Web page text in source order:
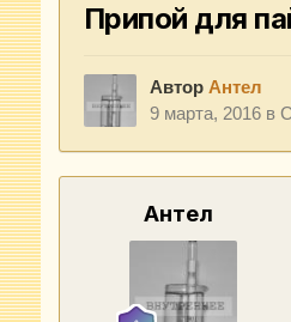
Припой для
Автор Антел
9 марта, 2016в
Антел